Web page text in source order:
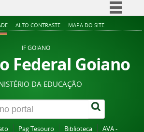
Simplifique!
Acesso à informação
Legislação
Canais
ALTO CONTRASTE MAPA DO SITE
IF GOIANO
Federal Goiano
DA EDUCAÇÃO
Pag Tesouro Biblioteca
AVA -